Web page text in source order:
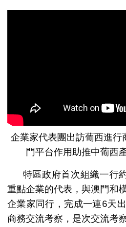
合作項目簽
企業家代表團出訪葡西進行
門平台作用助推中葡西
特區政府首次組織一行
重點企業的代表，與澳門和
企業家同行，完成一連6天
商務交流考察，是次交流考